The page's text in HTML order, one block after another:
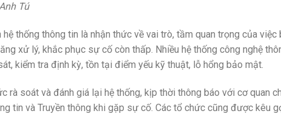
Tú
thống thông tin là nhận thức về vai trò, tầm quan trọng của việc
xử lý, khắc phục sự cố còn thấp. Nhiều hệ thống công nghệ
kiểm tra định kỳ, tồn tại điểm yếu kỹ thuật, lỗ hổng bảo mật.
rà soát và đánh giá lại hệ thống, kịp thời thông báo với cơ quan
tin và Truyền thông khi gặp sự cố. Các tổ chức cũng được kêu